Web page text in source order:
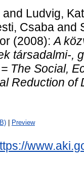
and Ludvig,
Csaba and
(2008):A
társadalmi-,
The Social,
Reduction of
Preview